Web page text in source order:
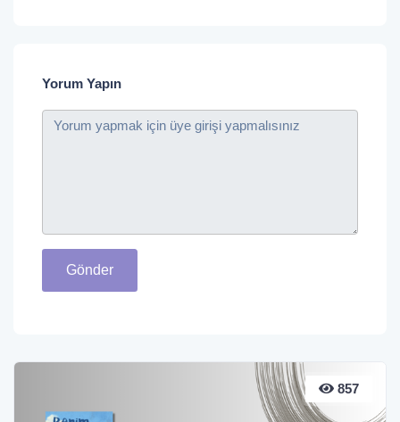
Yorum Yapın
Gönder
857